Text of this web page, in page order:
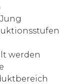
werden